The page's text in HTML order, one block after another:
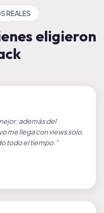
REALES
eligieron
además del
me llega con views solo.
todo el tiempo. ”